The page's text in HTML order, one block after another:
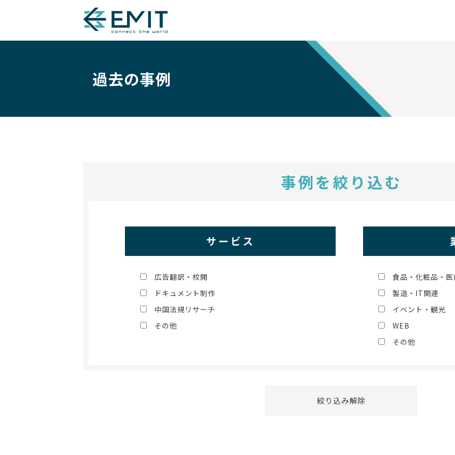
過去の事例
事例を絞り込む
サービス
広告翻訳・校閲
ドキュメント制作
中国法規リサーチ
その他
食品・化粧品・医
製造・IT関連
イベント・観光
WEB
その他
絞り込み解除